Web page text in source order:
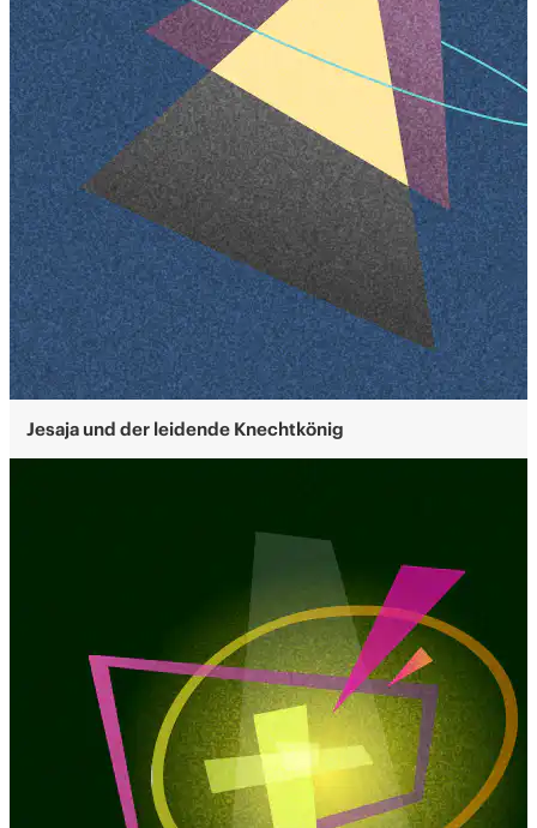
Jesaja und der leidende Knechtkönig